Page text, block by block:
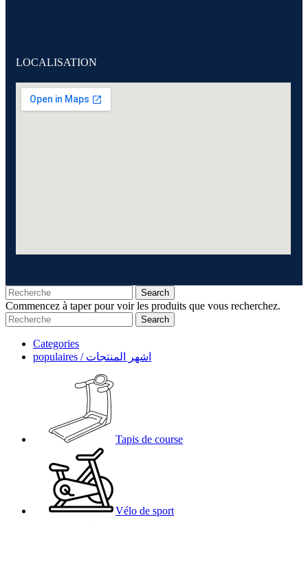
LOCALISATION
Search
Commencez à taper pour voir les produits que vous recherchez.
Search
Categories
populaires / اشهر المنتجات
Tapis de course
Vélo de sport